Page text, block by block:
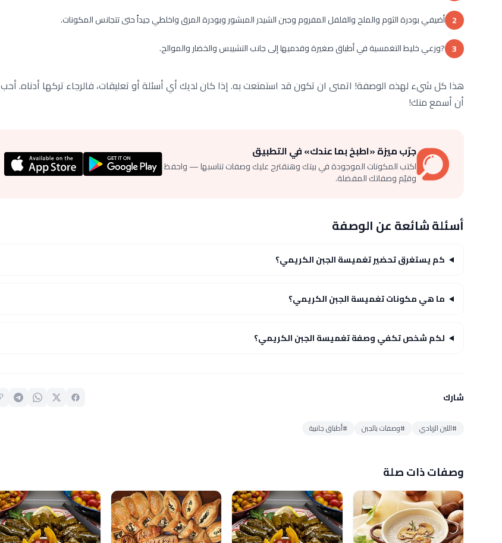
2 أضيفي بودرة الثوم والملح والفلفل المفروم وجبن الشيدر المبشور وبودرة المرق واخلطي جيداً حتى تتجانس المكونات.
3 ?وزعي خليط التغمسية في أطباق صغيرة وقدميها إلى جانب التشيبس والخضار والموالح.
هذا كل شيء لهذه الوصفة! اتمنى ان تكون قد استمتعت به. إذا كان لديك أي أسئلة أو تعليقات، فالرجاء تركها أدناه. أحب
أن أسمع منك!
جرّب ميزة «اطبخ بما عندك» في التطبيق
اكتب المكونات الموجودة في بيتك وهنقترح عليك وصفات تناسبها — واحفظ
وقيّم وصفاتك المفضلة.
أسئلة شائعة عن الوصفة
كم يستغرق تحضير تغميسة الجبن الكريمي؟
ما هي مكونات تغميسة الجبن الكريمي؟
لكم شخص تكفي وصفة تغميسة الجبن الكريمي؟
شارك
#اللبن الزبادي #وصفات بالجبن #أطباق جانبية
وصفات ذات صلة